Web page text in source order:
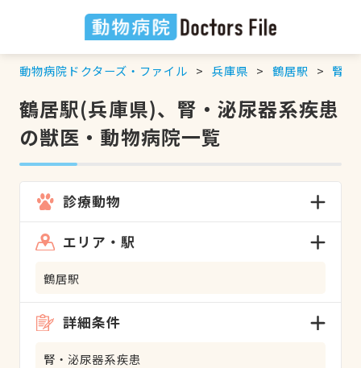
動物病院ドクターズ・ファイル 兵庫県 鶴居駅 腎・
鶴居駅(兵庫県)、腎・泌尿器系疾患
の獣医・動物病院一覧
診療動物
エリア・駅
鶴居駅
詳細条件
腎・泌尿器系疾患